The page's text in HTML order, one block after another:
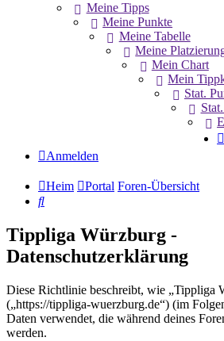
Meine Tipps
Meine Punkte
Meine Tabelle
Meine
Mein Chart
Mein
Stat.
Anmelden
Heim Portal Foren-Übersicht
Suche
Tippliga Würzburg -
Datenschutzerklärung
Diese Richtlinie beschreibt, wie „Tippliga
(„https://tippliga-wuerzburg.de“) (im
Daten verwendet, die während deines
werden.